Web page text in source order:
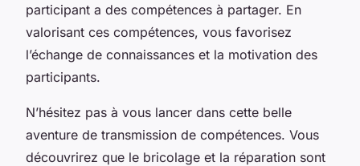
participant a des compétences à partager. En
valorisant ces compétences, vous favorisez
l’échange de connaissances et la motivation des
participants.
N’hésitez pas à vous lancer dans cette belle
aventure de transmission de compétences. Vous
découvrirez que le bricolage et la réparation sont